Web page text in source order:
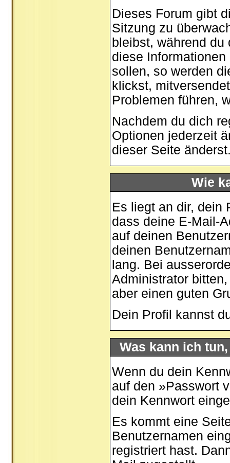
Dieses Forum gibt
Sitzung zu
bleibst, während
diese
sollen, so werden
klickst,
Problemen führen,
Nachdem du dich
Optionen jederzeit
dieser Seite
Wie
Es liegt an dir, dein
dass deine E-Mail-
auf deinen
deinen
lang. Bei
Administrator
aber einen guten
Dein Profil kannst
Was kann ich
Wenn du dein
auf den »Passwort
dein Kennwort
Es kommt eine
Benutzernamen
registriert hast.